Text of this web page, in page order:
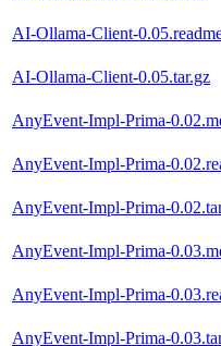
AI-Ollama-Client-
AI-Ollama-Client-0.05.tar.gz
AnyEvent-Impl-Prima-
AnyEvent-Impl-Prima-
AnyEvent-Impl-Prima-
AnyEvent-Impl-Prima-
AnyEvent-Impl-Prima-
AnyEvent-Impl-Prima-